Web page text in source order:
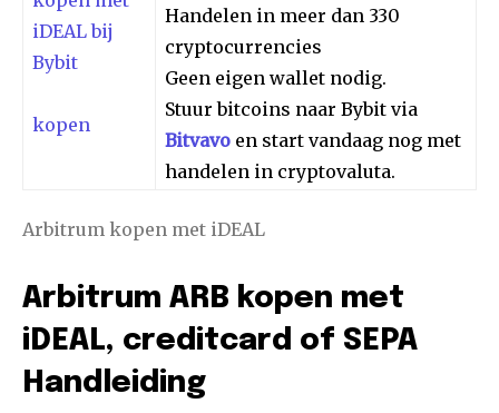
kopen
Handelen in meer dan 330
cryptocurrencies
Geen eigen wallet nodig.
Stuur bitcoins naar Bybit via
Bitvavo en start vandaag nog met
handelen in cryptovaluta.
Arbitrum kopen met iDEAL
Arbitrum ARB kopen met
iDEAL, creditcard of SEPA
Handleiding